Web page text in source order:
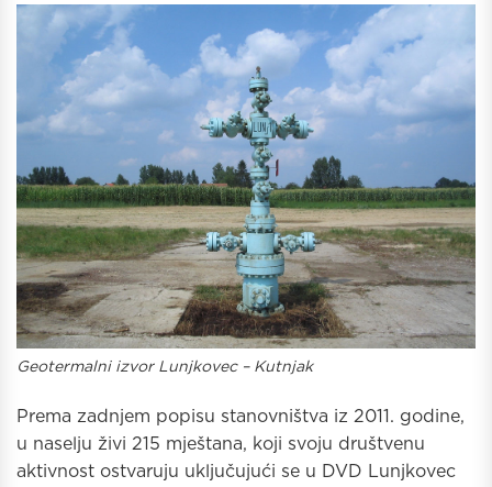
Geotermalni izvor Lunjkovec– Kutnjak
Prema zadnjem popisu stanovništva iz 2011. godine,
u naselju živi 215 mještana, koji svoju društvenu
aktivnost ostvaruju uključujući se u DVD Lunjkovec